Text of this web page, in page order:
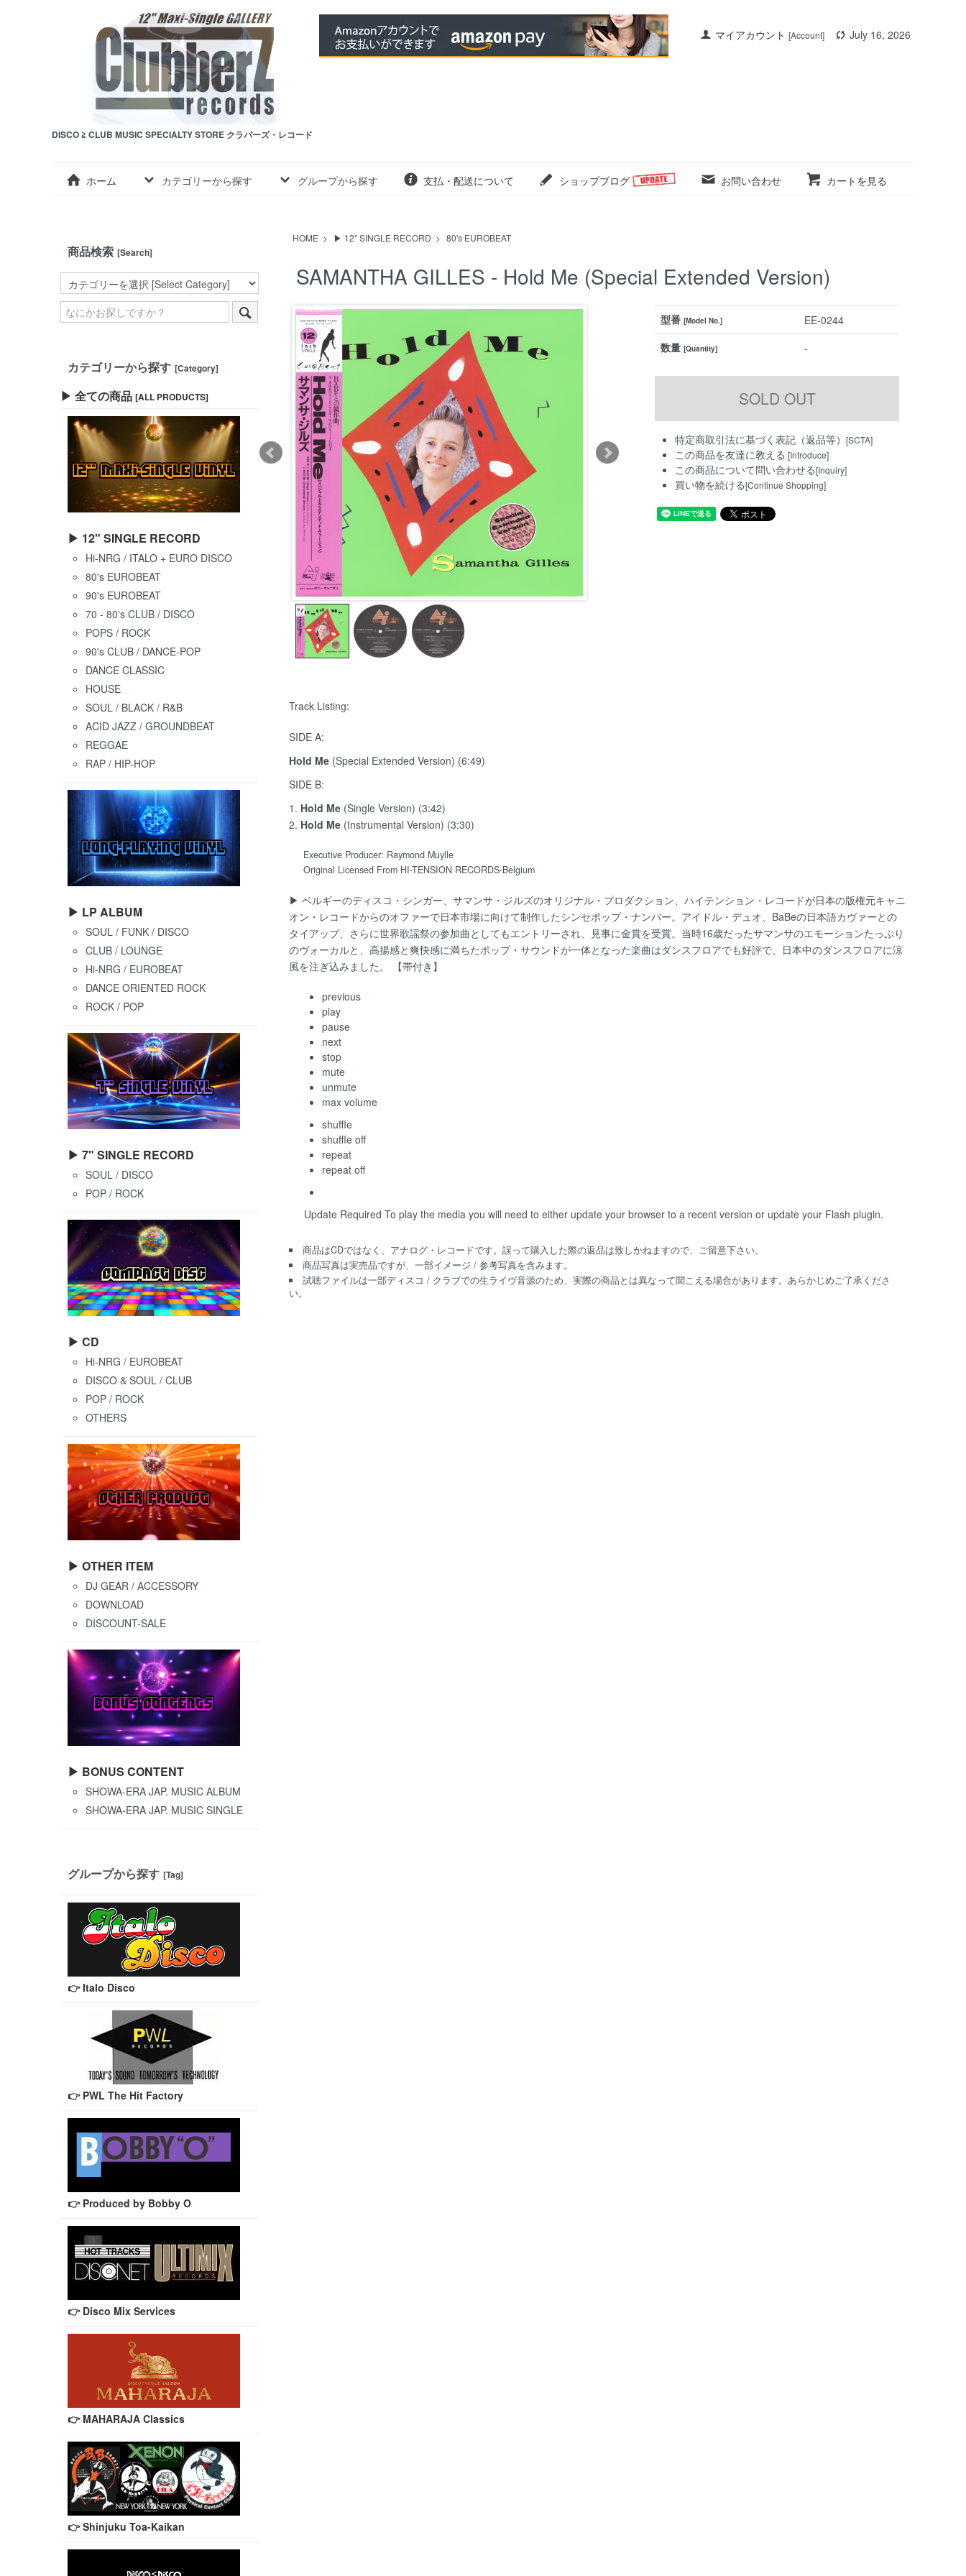
マイアカウント [Account] July 16, 2026
DISCO ≧ CLUB MUSIC SPECIALTY STORE クラバーズ・レコード
ホーム カテゴリーから探す グループから探す 支払・配送について ショップブログ お問い合わせ カートを見る
HOME > ▶ 12" SINGLE RECORD > 80's EUROBEAT
SAMANTHA GILLES - Hold Me (Special Extended Version)
型番[Model No.]
EE-0244
数量[Quantity] -
特定商取引法に基づく表記（返品等）[SCTA]
この商品を友達に教える [Introduce]
この商品について問い合わせる[Inquiry]
買い物を続ける[Continue Shopping]
Track Listing:
SIDE A:
Hold Me (Special Extended Version) (6:49)
SIDE B:
1. Hold Me (Single Version) (3:42)
2. Hold Me (Instrumental Version) (3:30)
Executive Producer: Raymond Muylle
Original Licensed From HI-TENSION RECORDS-Belgium
▶ ベルギーのディスコ・シンガー、サマンサ・ジルズのオリジナル・プロダクション、ハイテンション・レコードが日本の版権元キャニ
オン・レコードからのオファーで日本市場に向けて制作したシンセポップ・ナンバー。アイドル・デュオ、BaBeの日本語カヴァーとの
タイアップ、さらに世界歌謡祭の参加曲としてもエントリーされ、見事に金賞を受賞。当時16歳だったサマンサのエモーションたっぷり
のヴォーカルと、高揚感と爽快感に満ちたポップ・サウンドが一体となった楽曲はダンスフロアでも好評で、日本中のダンスフロアに涼
風を注ぎ込みました。 【帯付き】
previous
play
pause
next
stop
mute
unmute
max volume
shuffle
shuffle off
repeat
repeat off
Update Required To play the media you will need to either update your browser to a recent version or update your Flash plugin.
商品はCDではなく、アナログ・レコードです。誤って購入した際の返品は致しかねますので、ご留意下さい。
商品写真は実売品ですが、一部イメージ / 参考写真を含みます。
試聴ファイルは一部ディスコ / クラブでの生ライヴ音源のため、実際の商品とは異なって聞こえる場合があります。あらかじめご了承くださ
い。
商品検索 [Search]
カテゴリーから探す [Category]
▶ 全ての商品 [ALL PRODUCTS]
▶ 12" SINGLE RECORD
Hi-NRG / ITALO + EURO DISCO
80's EUROBEAT
90's EUROBEAT
70 - 80's CLUB / DISCO
POPS / ROCK
90's CLUB / DANCE-POP
DANCE CLASSIC
HOUSE
SOUL / BLACK / R&B
ACID JAZZ / GROUNDBEAT
REGGAE
RAP / HIP-HOP
▶ LP ALBUM
SOUL / FUNK / DISCO
CLUB / LOUNGE
Hi-NRG / EUROBEAT
DANCE ORIENTED ROCK
ROCK / POP
▶ 7" SINGLE RECORD
SOUL / DISCO
POP / ROCK
▶ CD
Hi-NRG / EUROBEAT
DISCO & SOUL / CLUB
POP / ROCK
OTHERS
▶ OTHER ITEM
DJ GEAR / ACCESSORY
DOWNLOAD
DISCOUNT-SALE
▶ BONUS CONTENT
SHOWA-ERA JAP. MUSIC ALBUM
SHOWA-ERA JAP. MUSIC SINGLE
グループから探す [Tag]
👉 Italo Disco
👉 PWL The Hit Factory
👉 Produced by Bobby O
👉 Disco Mix Services
👉 MAHARAJA Classics
👉 Shinjuku Toa-Kaikan